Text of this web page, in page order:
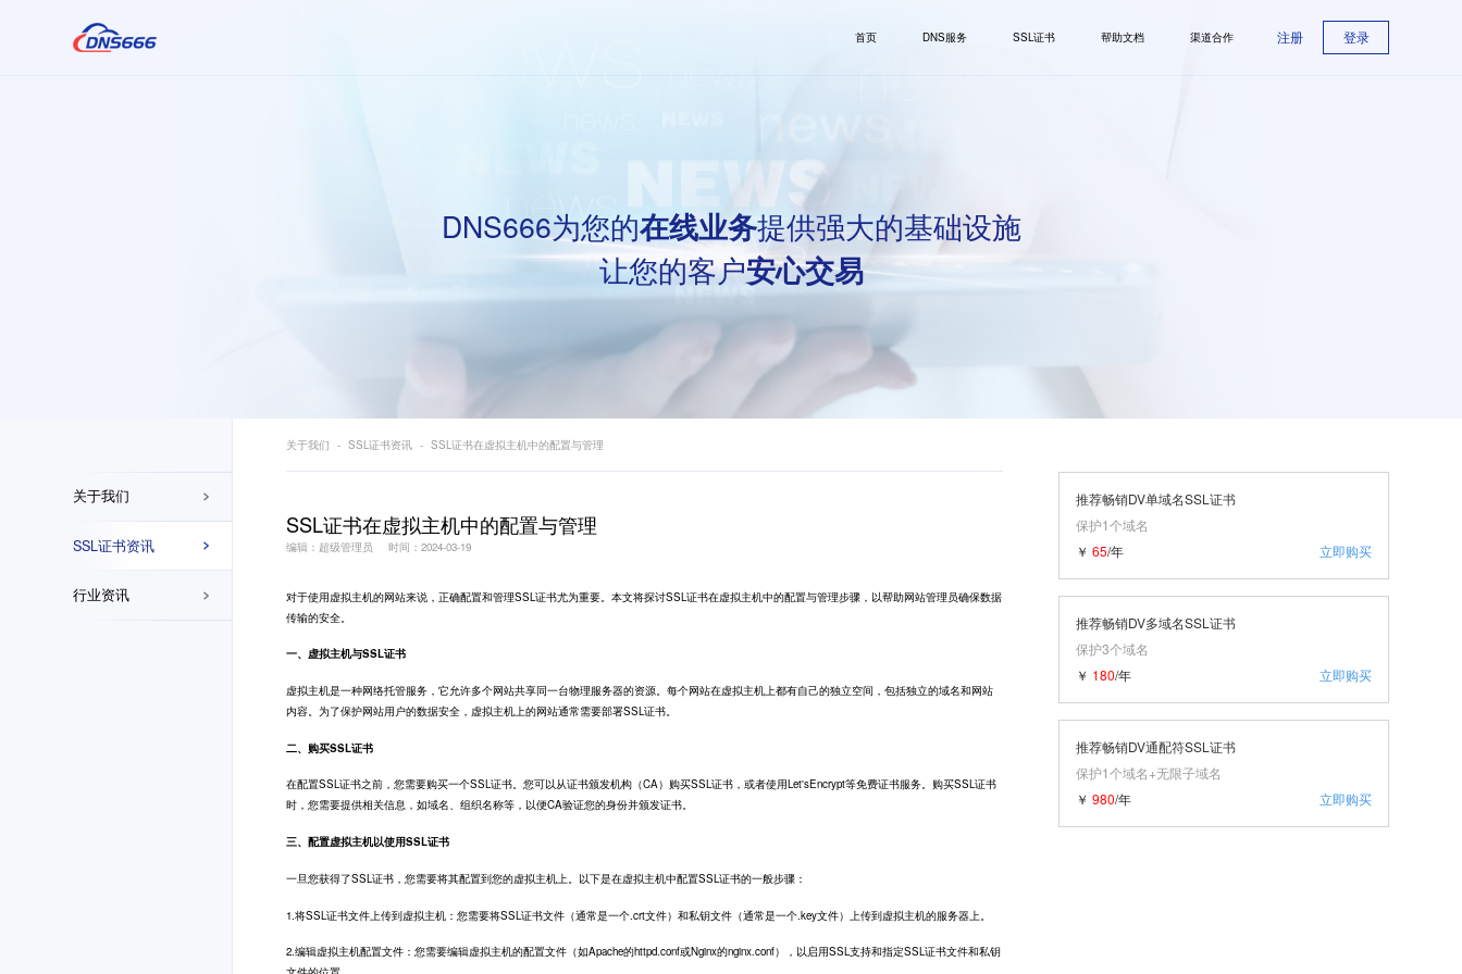
首页 DNS服务 SSL证书 帮助文档 渠道合作 注册 登录
DNS666为您的在线业务提供强大的基础设施
让您的客户安心交易
关于我们
SSL证书资讯
行业资讯
关于我们 SSL证书资讯 SSL证书在虚拟主机中的配置与管理
SSL证书在虚拟主机中的配置与管理
编辑：超级管理员 时间：2024-03-19
对于使用虚拟主机的网站来说，正确配置和管理SSL证书尤为重要。本文将探讨SSL证书在虚拟主机中的配置与管理步骤，以帮助网站管理员确保数据
传输的安全。
一、虚拟主机与SSL证书
虚拟主机是一种网络托管服务，它允许多个网站共享同一台物理服务器的资源。每个网站在虚拟主机上都有自己的独立空间，包括独立的域名和网站
内容。为了保护网站用户的数据安全，虚拟主机上的网站通常需要部署SSL证书。
二、购买SSL证书
在配置SSL证书之前，您需要购买一个SSL证书。您可以从证书颁发机构（CA）购买SSL证书，或者使用Let'sEncrypt等免费证书服务。购买SSL证书
时，您需要提供相关信息，如域名、组织名称等，以便CA验证您的身份并颁发证书。
三、配置虚拟主机以使用SSL证书
一旦您获得了SSL证书，您需要将其配置到您的虚拟主机上。以下是在虚拟主机中配置SSL证书的一般步骤：
1.将SSL证书文件上传到虚拟主机：您需要将SSL证书文件（通常是一个.crt文件）和私钥文件（通常是一个.key文件）上传到虚拟主机的服务器上。
2.编辑虚拟主机配置文件：您需要编辑虚拟主机的配置文件（如Apache的httpd.conf或Nginx的nginx.conf），以启用SSL支持和指定SSL证书文件和私钥
推荐畅销DV单域名SSL证书
保护1个域名
立即购买
￥ 65/年
推荐畅销DV多域名SSL证书
保护3个域名
立即购买
￥ 180/年
推荐畅销DV通配符SSL证书
保护1个域名+无限子域名
立即购买
￥ 980/年